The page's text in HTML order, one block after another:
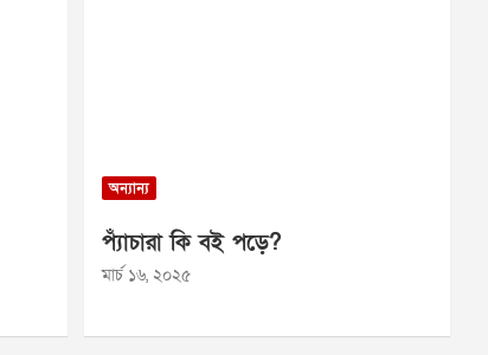
অন্যান্য
প্যাঁচারা কি বই পড়ে?
মার্চ ১৬, ২০২৫